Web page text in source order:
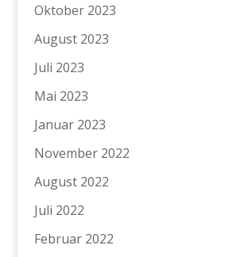
Oktober 2023
August 2023
Juli 2023
Mai 2023
Januar 2023
November 2022
August 2022
Juli 2022
Februar 2022